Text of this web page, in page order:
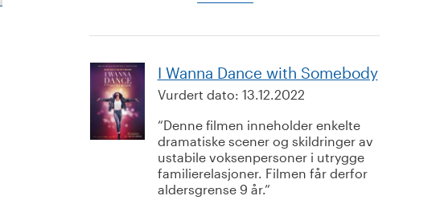
I Wanna Dance with Somebody
Vurdert dato: 13.12.2022
Denne filmen inneholder enkelte
dramatiske scener og skildringer av
ustabile voksenpersoner i utrygge
familierelasjoner. Filmen får derfor
aldersgrense 9 år.